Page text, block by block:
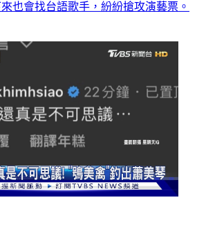
也會找台語歌手，紛紛搶攻演藝票。